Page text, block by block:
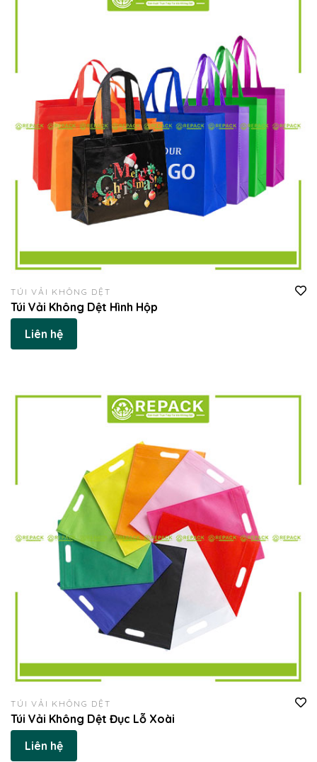
TÚI VẢI KHÔNG DỆT
Túi Vải Không Dệt Hình Hộp
Liên hệ
TÚI VẢI KHÔNG DỆT
Túi Vải Không Dệt Đục Lỗ Xoài
Liên hệ